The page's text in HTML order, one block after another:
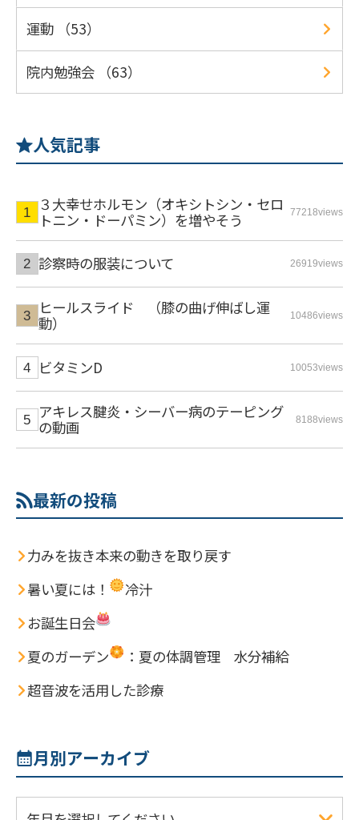
運動 （53）
院内勉強会 （63）
人気記事
３大幸せホルモン（オキシトシン・セロ
トニン・ドーパミン）を増やそう
77218views
診察時の服装について 26919views
ヒールスライド （膝の曲げ伸ばし運
動）
10486views
ビタミンD 10053views
アキレス腱炎・シーバー病のテーピング
の動画
8188views
最新の投稿
力みを抜き本来の動きを取り戻す
暑い夏には！
冷汁
お誕生日会
夏のガーデン
：夏の体調管理 水分補給
超音波を活用した診療
月別アーカイブ